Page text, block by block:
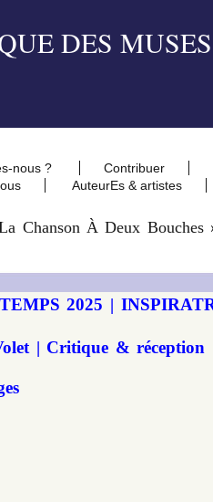
nous ?
Contribuer
AuteurEs & artistes
Chanson À Deux Bouches
2025 |
| Critique & réception